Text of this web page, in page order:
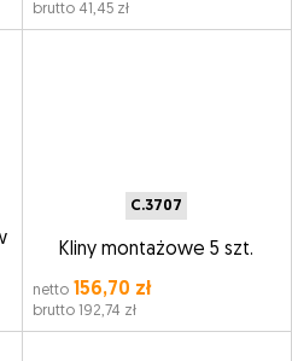
brutto 41,45 zł
C.3707
Kliny montażowe 5 szt.
netto156,70 zł
brutto 192,74 zł